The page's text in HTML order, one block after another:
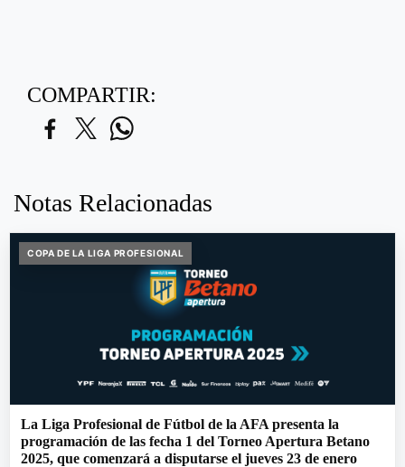
COMPARTIR:
Notas Relacionadas
COPA DE LA LIGA PROFESIONAL
La Liga Profesional de Fútbol de la AFA presenta la
programación de las fecha 1 del Torneo Apertura Betano
2025, que comenzará a disputarse el jueves 23 de enero